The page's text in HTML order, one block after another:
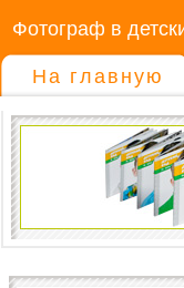
Фотограф в
На главную